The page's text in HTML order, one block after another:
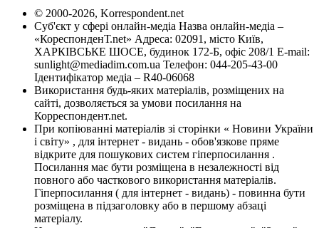
© 2000-2026, Korrespondent.net
Суб'єкт у сфері онлайн-медіа Назва онлайн-медіа –
«КореспонденТ.net» Адреса: 02091, місто Київ,
ХАРКІВСЬКЕ ШОСЕ, будинок 172-Б, офіс 208/1 E-mail:
sunlight@mediadim.com.ua Телефон: 044-205-43-00
Ідентифікатор медіа – R40-06068
Використання будь-яких матеріалів, розміщених на
сайті, дозволяється за умови посилання на
Корреспондент.net.
При копіюванні матеріалів зі сторінки « Новини України
і світу» , для інтернет - видань - обов'язкове пряме
відкрите для пошукових систем гіперпосилання .
Посилання має бути розміщена в незалежності від
повного або часткового використання матеріалів.
Гіперпосилання ( для інтернет - видань) - повинна бути
розміщена в підзаголовку або в першому абзаці
матеріалу.